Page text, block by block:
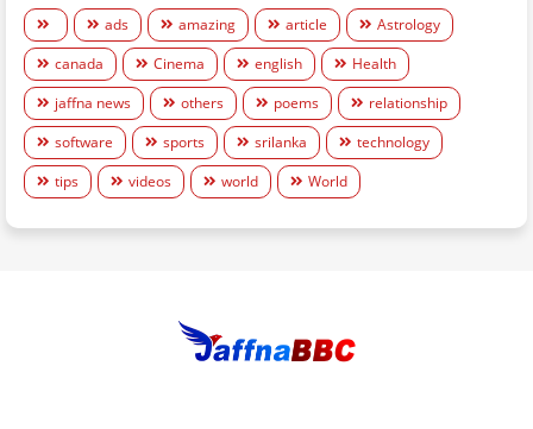
ads amazing article
Astrology
canada
Cinema english
Health
jaffna news
others poems
relationship
software
sports srilanka
technology
tips
videos world World